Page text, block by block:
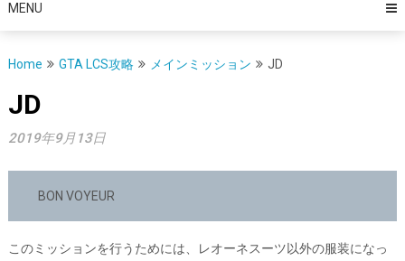
MENU
Home GTA LCS攻略 メインミッション JD
JD
2019年9月13日
BON VOYEUR
このミッションを行うためには、レオーネスーツ以外の服装になっ